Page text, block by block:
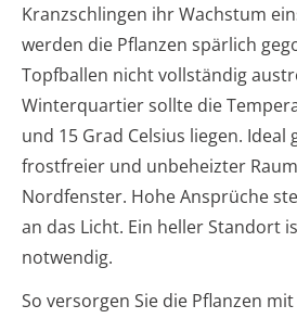
Kranzschlingen ihr Wachstum
werden die Pflanzen spärlich
Topfballen nicht vollständig
Winterquartier sollte die
und 15 Grad Celsius liegen. Ideal
frostfreier und unbeheizter
Nordfenster. Hohe Ansprüche
an das Licht. Ein heller Standort
notwendig.
So versorgen Sie die Pflanzen